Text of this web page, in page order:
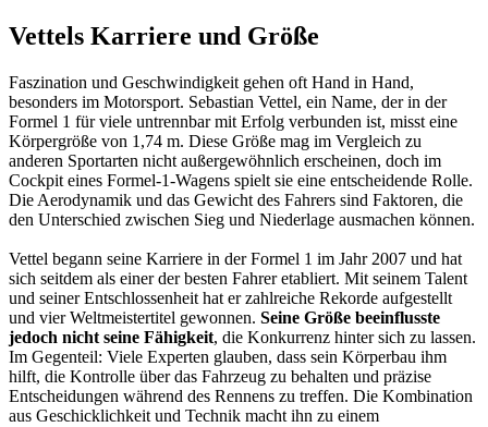
Vettels Karriere und Größe
Faszination und Geschwindigkeit gehen oft Hand in Hand,
besonders im Motorsport. Sebastian Vettel, ein Name, der in der
Formel 1 für viele untrennbar mit Erfolg verbunden ist, misst eine
Körpergröße von 1,74 m. Diese Größe mag im Vergleich zu
anderen Sportarten nicht außergewöhnlich erscheinen, doch im
Cockpit eines Formel-1-Wagens spielt sie eine entscheidende Rolle.
Die Aerodynamik und das Gewicht des Fahrers sind Faktoren, die
den Unterschied zwischen Sieg und Niederlage ausmachen können.
Vettel begann seine Karriere in der Formel 1 im Jahr 2007 und hat
sich seitdem als einer der besten Fahrer etabliert. Mit seinem Talent
und seiner Entschlossenheit hat er zahlreiche Rekorde aufgestellt
und vier Weltmeistertitel gewonnen. Seine Größe beeinflusste
jedoch nicht seine Fähigkeit, die Konkurrenz hinter sich zu lassen.
Im Gegenteil: Viele Experten glauben, dass sein Körperbau ihm
hilft, die Kontrolle über das Fahrzeug zu behalten und präzise
Entscheidungen während des Rennens zu treffen. Die Kombination
aus Geschicklichkeit und Technik macht ihn zu einem